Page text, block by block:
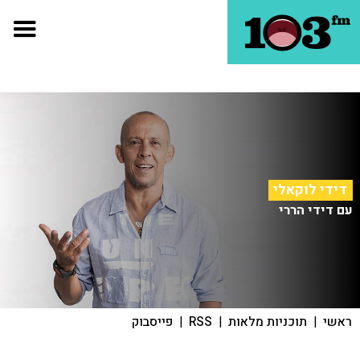
דידי לוקאלי
עם דידי הררי
ראשי | תוכניות מלאות |
RSS
| פייסבוק